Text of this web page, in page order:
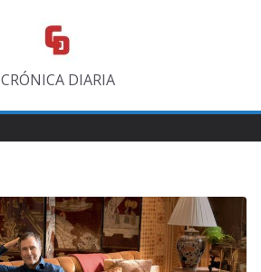
CRÓNICA DIARIA